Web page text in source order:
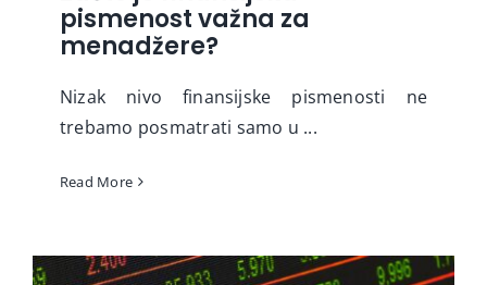
pismenost važna za
menadžere?
Nizak nivo finansijske pismenosti ne
trebamo posmatrati samo u ...
Read More